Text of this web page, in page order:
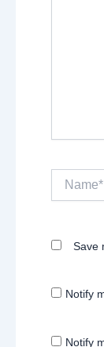
Name*
Save
Notify
Notify